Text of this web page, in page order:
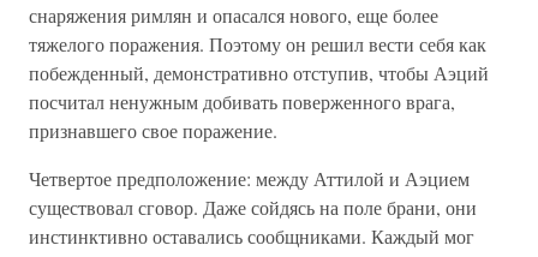
снаряжения римлян и опасался нового, еще более
тяжелого поражения. Поэтому он решил вести себя как
побежденный, демонстративно отступив, чтобы Аэций
посчитал ненужным добивать поверженного врага,
признавшего свое поражение.
Четвертое предположение: между Аттилой и Аэцием
существовал сговор. Даже сойдясь на поле брани, они
инстинктивно оставались сообщниками. Каждый мог